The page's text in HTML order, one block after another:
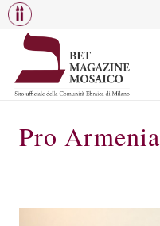
Pro Armenia